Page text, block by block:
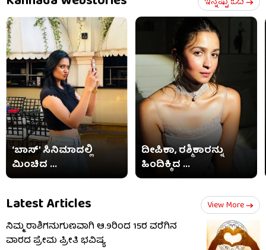
‘ಬಾಸ್’ ಸಿನಿಮಾದಲ್ಲಿ
ಮಿಂಚಿದ ...
ದೀಪಿಕಾ, ರಶ್ಮಿಕಾರನ್ನು
ಹಿಂದಿಕ್ಕಿದ ...
Latest Articles View More
ನಿಮ್ಮ ರಾಶಿಗನುಗುಣವಾಗಿ ಆ.9ರಿಂದ 15ರ ವರೆಗಿನ
ವಾರದ ಪ್ರೇಮ ಪ್ರೀತಿ ಭವಿಷ್ಯ